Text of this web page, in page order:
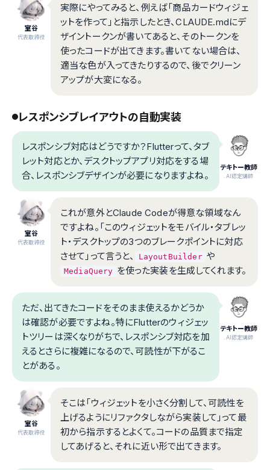
室谷
代表取締役
実際にやってみると、例えば「商品カードウィジェ
ットを作って」と指示したとき、CLAUDE.mdにデ
ザイントークンが書いてあると、そのトークンを
使ったコードが出てきます。書いてない場合は、
適当な色が入ってきたりするので、後でクリーン
アップが大変になる。
レスポンシブレイアウトの自動実装
テキトー教師
.AI認定講師
レスポンシブ対応はどうですか？Flutterって、タブ
レット対応とか、デスクトップアプリ対応をする場
合、レスポンシブデザインが必要になりますよね。
室谷
代表取締役
これが意外とClaude Codeが得意な領域なん
ですよね。「このウィジェットをモバイル・タブレッ
ト・デスクトップの3つのブレークポイントに対応
させて」って言うと、
LayoutBuilder や
MediaQuery を使った実装を生成してくれます。
テキトー教師
.AI認定講師
ただ、出てきたコードをそのまま使えるかどうか
は確認が必要ですよね。特にFlutterのウィジェッ
トツリーは深くなりがちで、レスポンシブ対応を加
えるとさらに複雑になるので、可読性が下がるこ
とがある。
室谷
代表取締役
そこは「ウィジェットを小さく分割して、可読性を
上げるようにリファクタしながら実装して」って最
初から指示するとよくて。コードの品質まで指定
してあげると、それに近い形で出てきます。